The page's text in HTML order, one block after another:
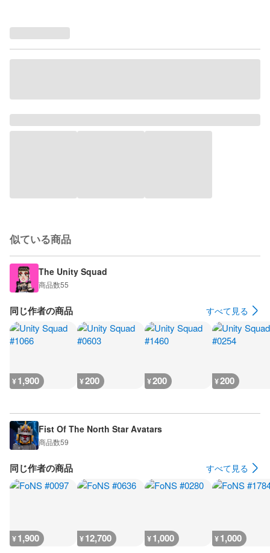
似ている商品
The Unity Squad
商品数55
同じ作者の商品 すべて見る
¥1,900 ¥200 ¥200 ¥200
Fist Of The North Star Avatars
商品数59
同じ作者の商品 すべて見る
¥1,900 ¥12,700 ¥1,000 ¥1,000